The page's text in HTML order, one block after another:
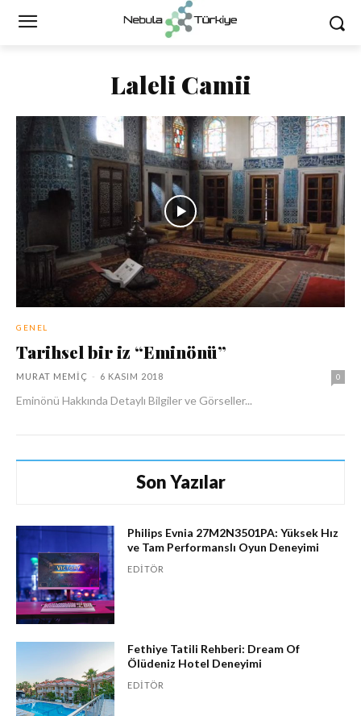
Laleli Camii
GENEL
Tarihsel bir iz “Eminönü”
MURAT MEMIÇ - 6 KASIM 2018 0
Eminönü Hakkında Detaylı Bilgiler ve Görseller...
Son Yazılar
Philips Evnia 27M2N3501PA: Yüksek Hız
ve Tam Performanslı Oyun Deneyimi
EDITÖR
Fethiye Tatili Rehberi: Dream Of
Ölüdeniz Hotel Deneyimi
EDITÖR